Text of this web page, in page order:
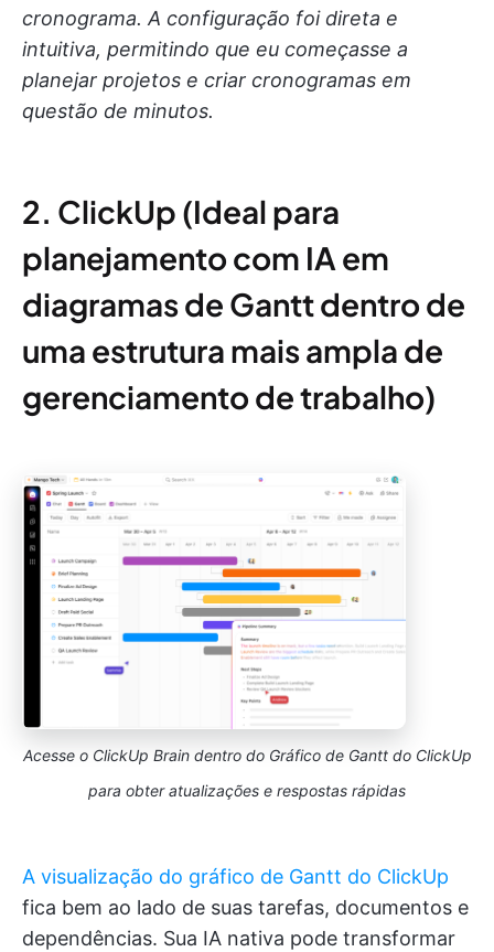
cronograma. A configuração foi direta e
intuitiva, permitindo que eu começasse a
planejar projetos e criar cronogramas em
questão de minutos.
2. ClickUp (Ideal para
planejamento com IA em
diagramas de Gantt dentro de
uma estrutura mais ampla de
gerenciamento de trabalho)
Acesse o ClickUp Brain dentro do Gráfico de Gantt do ClickUp
para obter atualizações e respostas rápidas
A visualização do gráfico de Gantt do ClickUp
fica bem ao lado de suas tarefas, documentos e
dependências. Sua IA nativa pode transformar